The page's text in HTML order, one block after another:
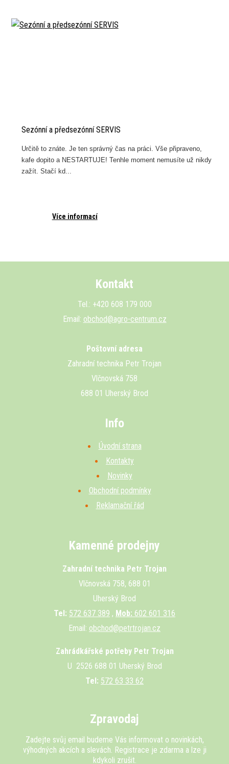
Sezónní a předsezónní SERVIS
Určitě to znáte. Je ten správný čas na práci. Vše připraveno,
kafe dopito a NESTARTUJE! Tenhle moment nemusíte už nikdy
zažít. Stačí kd...
Více informací
Kontakt
Tel.: +420 608 179 000
Email: obchod@agro-centrum.cz
Poštovní adresa
Zahradní technika Petr Trojan
Vlčnovská 758
688 01 Uherský Brod
Info
Úvodní strana
Kontakty
Novinky
Obchodní podmínky
Reklamační řád
Kamenné prodejny
Zahradní technika Petr Trojan
Vlčnovská 758, 688 01
Uherský Brod
Tel: 572 637 389 , Mob: 602 601 316
Email: obchod@petrtrojan.cz
Zahrádkářské potřeby Petr Trojan
U 2526 688 01 Uherský Brod
Tel: 572 63 33 62
Zpravodaj
Zadejte svůj email budeme Vás informovat o novinkách,
výhodných akcích a slevách. Registrace je zdarma a lze ji
kdykoli zrušit.